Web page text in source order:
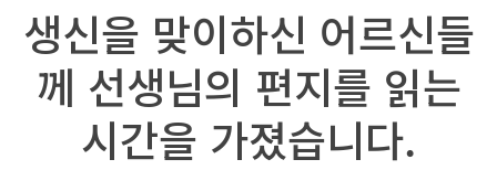
생신을 맞이하신 어르신들
께 선생님의 편지를 읽는
시간을 가졌습니다.